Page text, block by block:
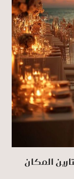
المكان